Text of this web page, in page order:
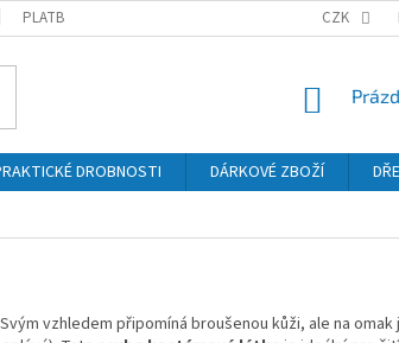
PLATBA A DOPRAVA PODMÍNKY OCHRANY
CZK
DROBNOSTI DÁRKOVÉ ZBOŽÍ
vzhledem připomíná broušenou kůži, ale na omak